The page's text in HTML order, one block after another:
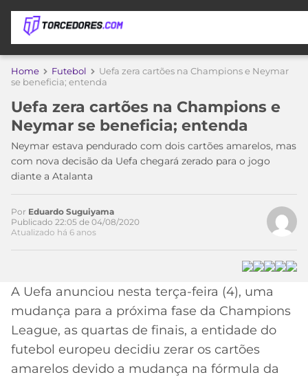
APOSTAS
DE
APOSTA
MELHORES
SITES
DE
APOSTAS
2026
BETBOOM
CÓDIGO
DE
INDICAÇÃO
COPA
DO
MUNDO
MEU
TIME
PALMEIRAS
CORINTHIANS
SÃO
CAMPEONATOS
SÉRIE
A
LIBERTADORES
ESPORTIVA
MERCADO
DA
BOLA
Home Futebol
Uefa zera cartões na Champions e Neymar
se beneficia; entenda
Uefa zera cartões na Champions e
Neymar se beneficia; entenda
Neymar estava pendurado com dois cartões amarelos, mas
com nova decisão da Uefa chegará zerado para o jogo
diante a Atalanta
Acesse o perfil do autor
no Twitter
Por Eduardo Suguiyama
Publicado 22:05 de 04/08/2020
Atualizado há 6 anos
A Uefa anunciou nesta terça-feira (4), uma
mudança para a próxima fase da Champions
League, as quartas de finais, a entidade do
futebol europeu decidiu zerar os cartões
amarelos devido a mudança na fórmula da